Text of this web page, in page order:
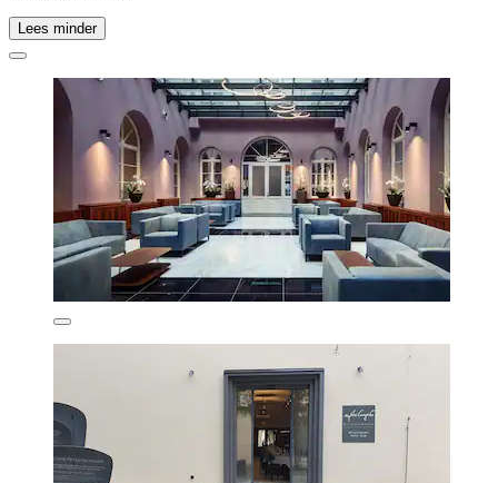
Lees minder